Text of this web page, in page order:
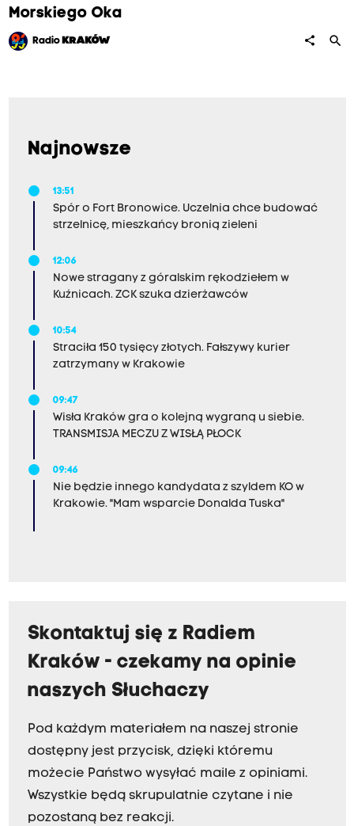
Morskiego Oka
Radio KRAKÓW share search
Najnowsze
13:51
Spór o Fort Bronowice. Uczelnia chce budować
strzelnicę, mieszkańcy bronią zieleni
12:06
Nowe stragany z góralskim rękodziełem w
Kuźnicach. ZCK szuka dzierżawców
10:54
Straciła 150 tysięcy złotych. Fałszywy kurier
zatrzymany w Krakowie
09:47
Wisła Kraków gra o kolejną wygraną u siebie.
TRANSMISJA MECZU Z WISŁĄ PŁOCK
09:46
Nie będzie innego kandydata z szyldem KO w
Krakowie. "Mam wsparcie Donalda Tuska"
Skontaktuj się z Radiem
Kraków - czekamy na opinie
naszych Słuchaczy
Pod każdym materiałem na naszej stronie
dostępny jest przycisk, dzięki któremu
możecie Państwo wysyłać maile z opiniami.
Wszystkie będą skrupulatnie czytane i nie
pozostaną bez reakcji.